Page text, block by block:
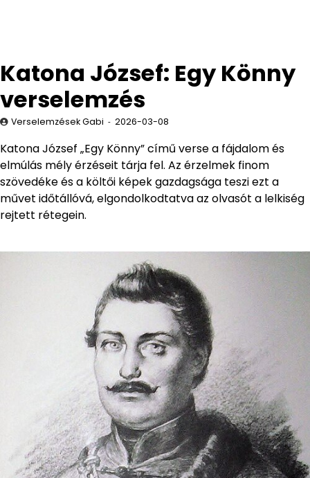
Katona József: Egy Könny
verselemzés
Verselemzések Gabi 2026-03-08
Katona József „Egy Könny” című verse a fájdalom és
elmúlás mély érzéseit tárja fel. Az érzelmek finom
szövedéke és a költői képek gazdagsága teszi ezt a
művet időtállóvá, elgondolkodtatva az olvasót a lelkiség
rejtett rétegein.